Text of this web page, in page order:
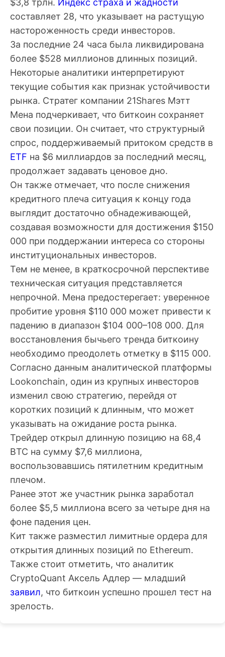
$3,8 трлн. Индекс страха и жадности
составляет 28, что указывает на растущую
настороженность среди инвесторов.
За последние 24 часа была ликвидирована
более $528 миллионов длинных позиций.
Некоторые аналитики интерпретируют
текущие события как признак устойчивости
рынка. Стратег компании 21Shares Мэтт
Мена подчеркивает, что биткоин сохраняет
свои позиции. Он считает, что структурный
спрос, поддерживаемый притоком средств в
ETF на $6 миллиардов за последний месяц,
продолжает задавать ценовое дно.
Он также отмечает, что после снижения
кредитного плеча ситуация к концу года
выглядит достаточно обнадеживающей,
создавая возможности для достижения $150
000 при поддержании интереса со стороны
институциональных инвесторов.
Тем не менее, в краткосрочной перспективе
техническая ситуация представляется
непрочной. Мена предостерегает: уверенное
пробитие уровня $110 000 может привести к
падению в диапазон $104 000–108 000. Для
восстановления бычьего тренда биткоину
необходимо преодолеть отметку в $115 000.
Согласно данным аналитической платформы
Lookonchain, один из крупных инвесторов
изменил свою стратегию, перейдя от
коротких позиций к длинным, что может
указывать на ожидание роста рынка.
Трейдер открыл длинную позицию на 68,4
BTC на сумму $7,6 миллиона,
воспользовавшись пятилетним кредитным
плечом.
Ранее этот же участник рынка заработал
более $5,5 миллиона всего за четыре дня на
фоне падения цен.
Кит также разместил лимитные ордера для
открытия длинных позиций по Ethereum.
Также стоит отметить, что аналитик
CryptoQuant Аксель Адлер — младший
заявил, что биткоин успешно прошел тест на
зрелость.